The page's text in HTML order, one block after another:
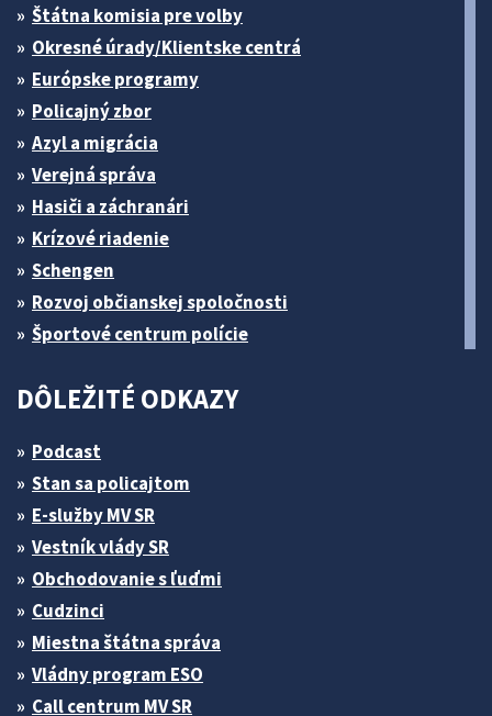
Štátna komisia pre volby
Okresné úrady/Klientske centrá
Európske programy
Policajný zbor
Azyl a migrácia
Verejná správa
Hasiči a záchranári
Krízové riadenie
Schengen
Rozvoj občianskej spoločnosti
Športové centrum polície
DÔLEŽITÉ ODKAZY
Podcast
Stan sa policajtom
E-služby MV SR
Vestník vlády SR
Obchodovanie s ľuďmi
Cudzinci
Miestna štátna správa
Vládny program ESO
Call centrum MV SR